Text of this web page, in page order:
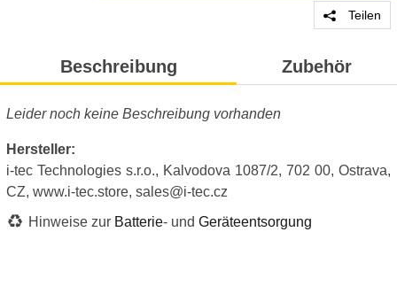
Teilen
Beschreibung Zubehör
Leider noch keine Beschreibung vorhanden
Hersteller:
i-tec Technologies s.r.o., Kalvodova 1087/2, 702 00, Ostrava,
CZ, www.i-tec.store, sales@i-tec.cz
Hinweise zur Batterie- und Geräteentsorgung